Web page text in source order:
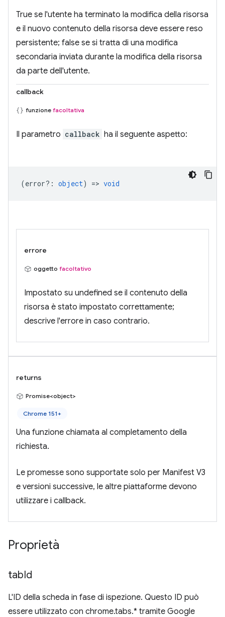
True se l'utente ha terminato la modifica della risorsa
e il nuovo contenuto della risorsa deve essere reso
persistente; false se si tratta di una modifica
secondaria inviata durante la modifica della risorsa
da parte dell'utente.
callback
funzione facoltativa
Il parametro callback ha il seguente aspetto:
(error? : object) => void
errore
oggetto facoltativo
Impostato su undefined se il contenuto della
risorsa è stato impostato correttamente;
descrive l'errore in caso contrario.
returns
Promise<object>
Chrome 151+
Una funzione chiamata al completamento della
richiesta.
Le promesse sono supportate solo per Manifest V3
e versioni successive, le altre piattaforme devono
utilizzare i callback.
Proprietà
tabId
L'ID della scheda in fase di ispezione. Questo ID può
essere utilizzato con chrome.tabs.* tramite Google